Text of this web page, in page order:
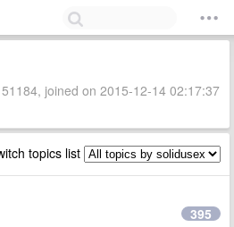
joined on 2015-12-14 02:17:37
topics list
395